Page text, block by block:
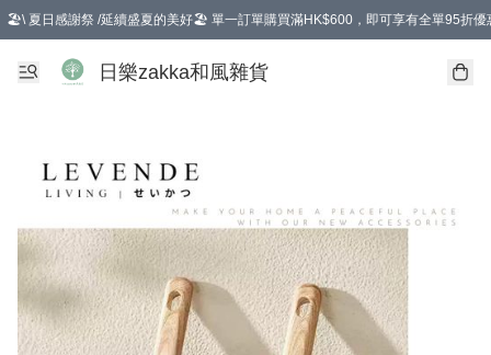
🏖️\ 夏日感謝祭 /延續盛夏的美好🏖️ 單一訂單購買滿HK$600，即可享有全單95折優
選擇GoGoX住宅/工商地址配送，單一訂單消費購物滿HK$680(折扣後），可享有
日樂zakka和風雜貨